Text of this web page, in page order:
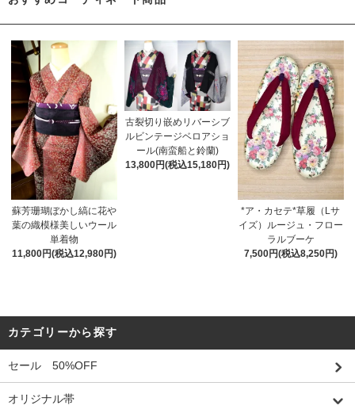
蘇芳珊瑚ぼかし縞に花や
葉の織模様美しいウール
単着物
11,800円(税込12,980円)
古裂切り嵌めリバーシブ
ルビンテージベロアショ
ール(南蛮船と鈴蘭)
13,800円(税込15,180円)
*ア・カセテ*草履（Lサ
イズ）ルージュ・フロー
ラルブーケ
7,500円(税込8,250円)
カテゴリーから探す
セール 50%OFF
オリジナル帯